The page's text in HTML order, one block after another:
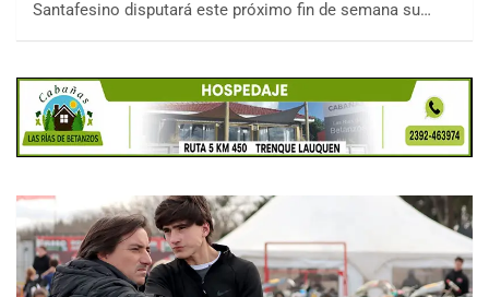
Santafesino disputará este próximo fin de semana su…